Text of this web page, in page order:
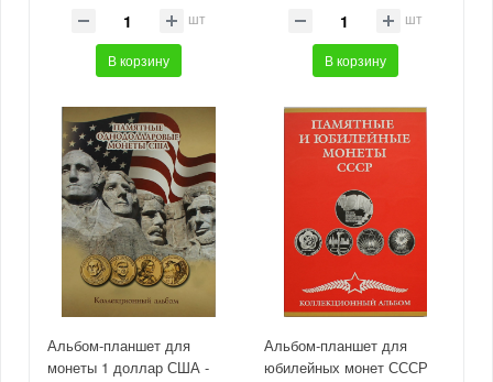
шт
В корзину
шт
В корзину
Альбом-планшет для
монеты 1 доллар США -
Альбом-планшет для
юбилейных монет СССР